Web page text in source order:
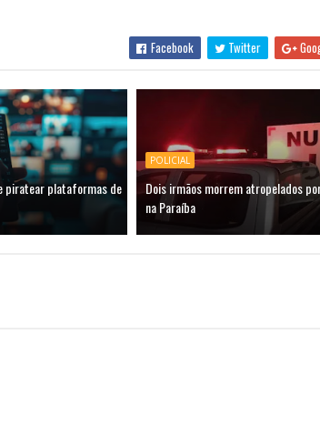
Facebook Twitter
piratear plataformas de
POLICIAL
Dois irmãos morrem atropelados
na Paraíba